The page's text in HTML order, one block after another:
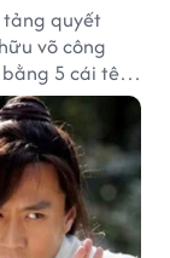
tảng quyết
võ công
5 cái tên